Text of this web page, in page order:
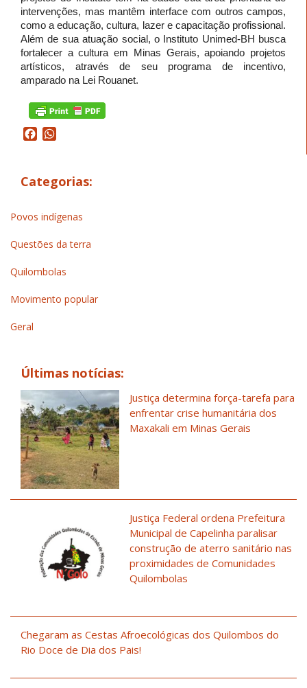
intervenções, mas mantêm interface com outros campos,
como a educação, cultura, lazer e capacitação profissional.
Além de sua atuação social, o Instituto Unimed-BH busca
fortalecer a cultura em Minas Gerais, apoiando projetos
artísticos, através de seu programa de incentivo,
amparado na Lei Rouanet.
Facebook
Categorias:
Povos indígenas
Questões da terra
Quilombolas
Movimento popular
Geral
Últimas notícias:
Justiça determina força-tarefa para
enfrentar crise humanitária dos
Maxakali em Minas Gerais
Justiça Federal ordena Prefeitura
Municipal de Capelinha paralisar
construção de aterro sanitário nas
proximidades de Comunidades
Quilombolas
Chegaram as Cestas Afroecológicas dos Quilombos do
Rio Doce de Dia dos Pais!